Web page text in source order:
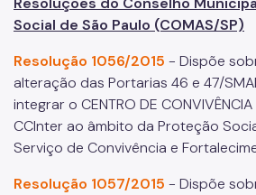
Social de São Paulo (COMAS/SP)
Resolução 1056/2015 - Dispõe
alteração das Portarias 46 e 47/
integrar o CENTRO DE CONVIVÊNCIA
CCInter ao âmbito da Proteção
Serviço de Convivência e
Resolução 1057/2015 - Dispõe